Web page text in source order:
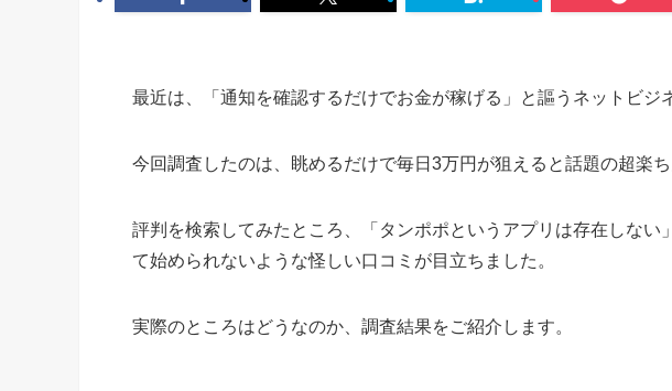
最近は、「通知を確認するだけでお金が稼げる」と謳うネットビジ
今回調査したのは、眺めるだけで毎日3万円が狙えると話題の超楽
評判を検索してみたところ、「タンポポというアプリは存在しない
て始められないような怪しい口コミが目立ちました。
実際のところはどうなのか、調査結果をご紹介します。